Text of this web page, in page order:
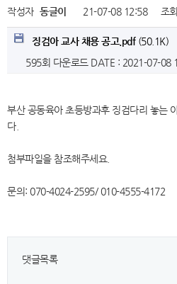
하위메뉴
하위메뉴
알리고 싶어요
작성자 동글이 21-07-08 12:58 조회
징검아 교사 채용 공고.pdf(50.1K)
595회 다운로드 DATE : 2021-07-08
부산 공동육아 초등방과후 징검다리 놓는
다.
첨부파일을 참조해주세요.
문의: 070-4024-2595/ 010-4555-4172
댓글목록